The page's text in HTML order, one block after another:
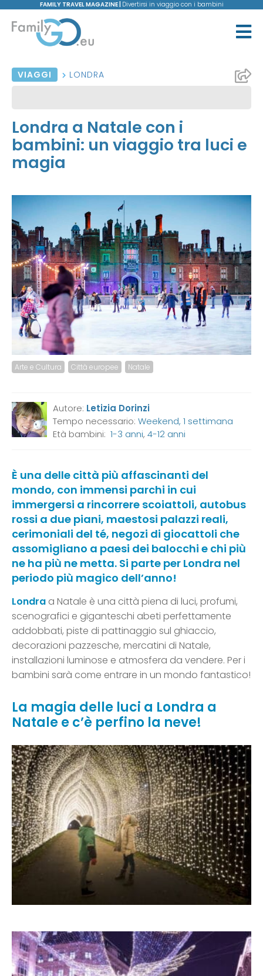
FAMILY TRAVEL MAGAZINE | Divertirsi in viaggio con i bambini
VIAGGI LONDRA
Londra a Natale con i
bambini: un viaggio tra luci e
magia
Arte e Cultura Città europee Natale
Autore: Letizia Dorinzi
Tempo necessario: Weekend, 1 settimana
Età bambini: 1-3 anni, 4-12 anni
È una delle città più affascinanti del
mondo, con immensi parchi in cui
immergersi a rincorrere scoiattoli, autobus
rossi a due piani, maestosi palazzi reali,
cerimoniali del té, negozi di giocattoli che
assomigliano a paesi dei balocchi e chi più
ne ha più ne metta. Si parte per Londra nel
periodo più magico dell’anno!
Londra a Natale è una città piena di luci, profumi,
scenografici e giganteschi abeti perfettamente
addobbati, piste di pattinaggio sul ghiaccio,
decorazioni pazzesche, mercatini di Natale,
installazioni luminose e atmosfera da vendere. Per i
bambini sarà come entrare in un mondo fantastico!
La magia delle luci a Londra a
Natale e c’è perfino la neve!